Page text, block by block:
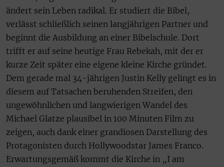
ändert sein Leben radikal. Er studiert die Bibel,
verlässt schließlich seinen langjährigen Partner und
beginnt die Ausbildung an einer Bibelschule. Dort
trifft er auf seine heutige Frau Rebekah, mit der er
kurze Zeit später eine eigene kleine Kirche gründet.
Dem gerade mal 34-jährigen Justin Kelly gelingt es in
diesem auf Tatsachen beruhenden Streifen, den
ungewöhnlichen und langwierigen Wandel des
Michael Glatze plausibel in 100 Minuten Film zu
zeigen, auch dank einer grandiosen Darstellung des
Protagonisten durch Hollywoodstar James Franco.
Erwartungsgemäß kommt die Kirche in „I am